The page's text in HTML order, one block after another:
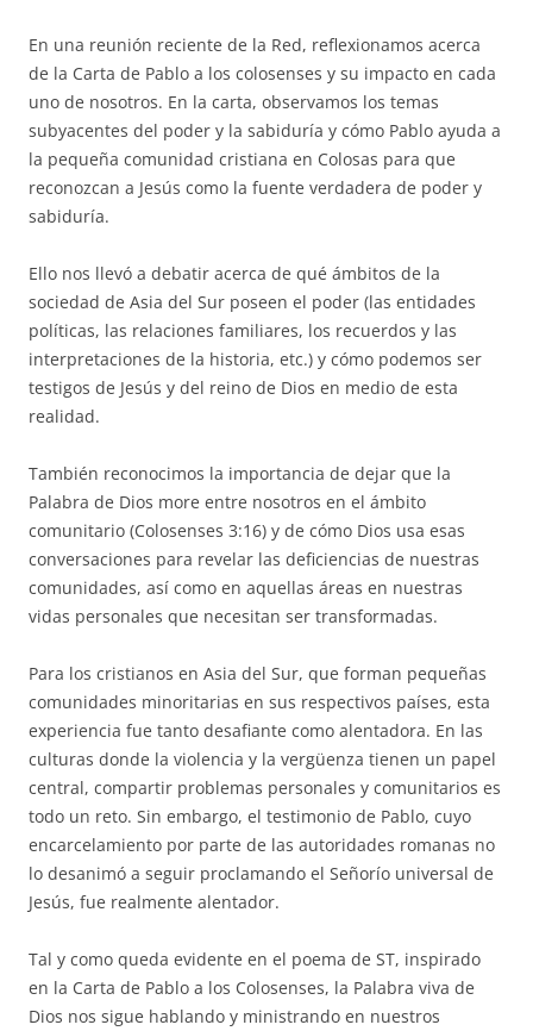
En una reunión reciente de la Red, reflexionamos acerca
de la Carta de Pablo a los colosenses y su impacto en cada
uno de nosotros. En la carta, observamos los temas
subyacentes del poder y la sabiduría y cómo Pablo ayuda a
la pequeña comunidad cristiana en Colosas para que
reconozcan a Jesús como la fuente verdadera de poder y
sabiduría.
Ello nos llevó a debatir acerca de qué ámbitos de la
sociedad de Asia del Sur poseen el poder (las entidades
políticas, las relaciones familiares, los recuerdos y las
interpretaciones de la historia, etc.) y cómo podemos ser
testigos de Jesús y del reino de Dios en medio de esta
realidad.
También reconocimos la importancia de dejar que la
Palabra de Dios more entre nosotros en el ámbito
comunitario (Colosenses 3:16) y de cómo Dios usa esas
conversaciones para revelar las deficiencias de nuestras
comunidades, así como en aquellas áreas en nuestras
vidas personales que necesitan ser transformadas.
Para los cristianos en Asia del Sur, que forman pequeñas
comunidades minoritarias en sus respectivos países, esta
experiencia fue tanto desafiante como alentadora. En las
culturas donde la violencia y la vergüenza tienen un papel
central, compartir problemas personales y comunitarios es
todo un reto. Sin embargo, el testimonio de Pablo, cuyo
encarcelamiento por parte de las autoridades romanas no
lo desanimó a seguir proclamando el Señorío universal de
Jesús, fue realmente alentador.
Tal y como queda evidente en el poema de ST, inspirado
en la Carta de Pablo a los Colosenses, la Palabra viva de
Dios nos sigue hablando y ministrando en nuestros